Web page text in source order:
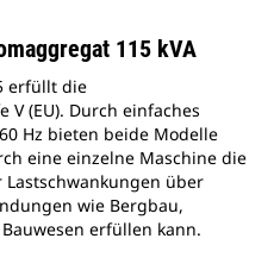
115 kVA
erfüllt die
V (EU). Durch einfaches
Hz bieten beide Modelle
eine einzelne Maschine die
über
wie Bergbau,
erfüllen kann.